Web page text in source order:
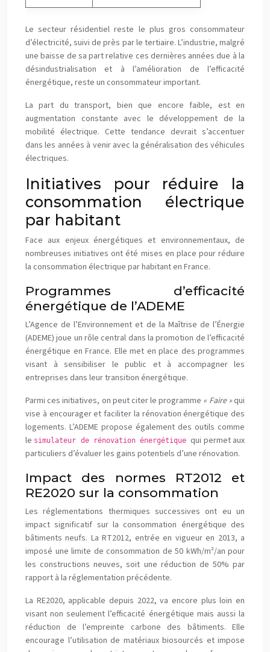
Le secteur résidentiel reste le plus gros consommateur
d’électricité, suivi de près par le tertiaire. L’industrie, malgré
une baisse de sa part relative ces dernières années due à la
désindustrialisation et à l’amélioration de l’efficacité
énergétique, reste un consommateur important.
La part du transport, bien que encore faible, est en
augmentation constante avec le développement de la
mobilité électrique. Cette tendance devrait s’accentuer
dans les années à venir avec la généralisation des véhicules
électriques.
Initiatives pour réduire la
consommation électrique
par habitant
Face aux enjeux énergétiques et environnementaux, de
nombreuses initiatives ont été mises en place pour réduire
la consommation électrique par habitant en France.
Programmes d’efficacité
énergétique de l’ADEME
L’Agence de l’Environnement et de la Maîtrise de l’Énergie
(ADEME) joue un rôle central dans la promotion de l’efficacité
énergétique en France. Elle met en place des programmes
visant à sensibiliser le public et à accompagner les
entreprises dans leur transition énergétique.
Parmi ces initiatives, on peut citer le programme « Faire »qui
vise à encourager et faciliter la rénovation énergétique des
logements. L’ADEME propose également des outils comme
le simulateur de rénovation énergétiquequi permet aux
particuliers d’évaluer les gains potentiels d’une rénovation.
Impact des normes RT2012 et
RE2020 sur la consommation
Les réglementations thermiques successives ont eu un
impact significatif sur la consommation énergétique des
bâtiments neufs. La RT2012, entrée en vigueur en 2013, a
imposé une limite de consommation de 50 kWh/m²/an pour
les constructions neuves, soit une réduction de 50% par
rapport à la réglementation précédente.
La RE2020, applicable depuis 2022, va encore plus loin en
visant non seulement l’efficacité énergétique mais aussi la
réduction de l’empreinte carbone des bâtiments. Elle
encourage l’utilisation de matériaux biosourcés et impose